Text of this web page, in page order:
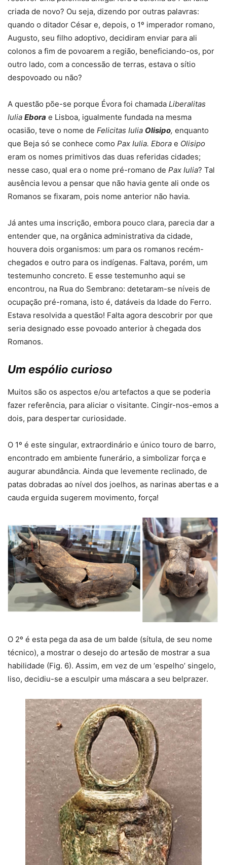
criada de novo? Ou seja, dizendo por outras palavras:
quando o ditador César e, depois, o 1º imperador romano,
Augusto, seu filho adoptivo, decidiram enviar para ali
colonos a fim de povoarem a região, beneficiando-os, por
outro lado, com a concessão de terras, estava o sítio
despovoado ou não?
A questão põe-se porque Évora foi chamada Liberalitas
Iulia Ebora e Lisboa, igualmente fundada na mesma
ocasião, teve o nome de Felicitas Iulia Olisipo, enquanto
que Beja só se conhece como Pax Iulia. Ebora e Olisipo
eram os nomes primitivos das duas referidas cidades;
nesse caso, qual era o nome pré-romano de Pax Iulia? Tal
ausência levou a pensar que não havia gente ali onde os
Romanos se fixaram, pois nome anterior não havia.
Já antes uma inscrição, embora pouco clara, parecia dar a
entender que, na orgânica administrativa da cidade,
houvera dois organismos: um para os romanos recém-
chegados e outro para os indígenas. Faltava, porém, um
testemunho concreto. E esse testemunho aqui se
encontrou, na Rua do Sembrano: detetaram-se níveis de
ocupação pré-romana, isto é, datáveis da Idade do Ferro.
Estava resolvida a questão! Falta agora descobrir por que
seria designado esse povoado anterior à chegada dos
Romanos.
Um espólio curioso
Muitos são os aspectos e/ou artefactos a que se poderia
fazer referência, para aliciar o visitante. Cingir-nos-emos a
dois, para despertar curiosidade.
O 1º é este singular, extraordinário e único touro de barro,
encontrado em ambiente funerário, a simbolizar força e
augurar abundância. Ainda que levemente reclinado, de
patas dobradas ao nível dos joelhos, as narinas abertas e a
cauda erguida sugerem movimento, força!
O 2º é esta pega da asa de um balde (sítula, de seu nome
técnico), a mostrar o desejo do artesão de mostrar a sua
habilidade (Fig. 6). Assim, em vez de um ‘espelho’ singelo,
liso, decidiu-se a esculpir uma máscara a seu belprazer.